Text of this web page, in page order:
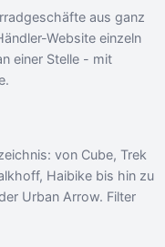
aus ganz
Website einzeln
einer Stelle - mit
von Cube, Trek
Haibike bis hin zu
Urban Arrow. Filter